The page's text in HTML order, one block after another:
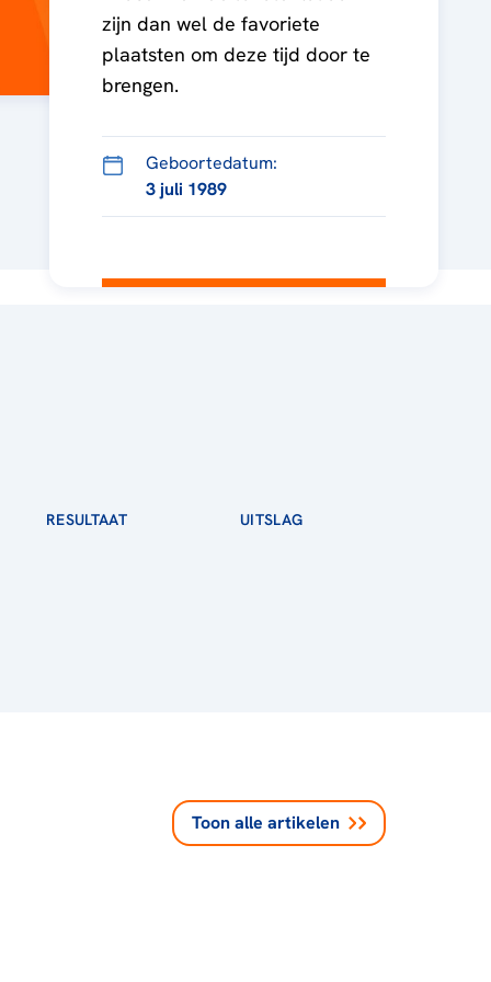
zijn dan wel de favoriete
plaatsten om deze tijd door te
brengen.
Geboortedatum:
3 juli 1989
RESULTAAT UITSLAG
Toon alle artikelen